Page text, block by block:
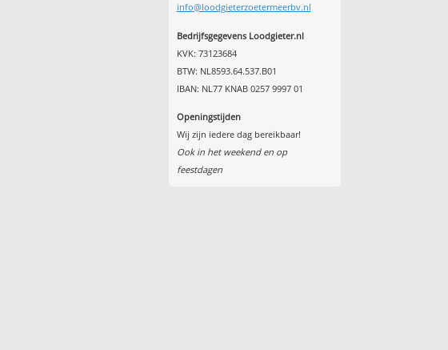
info@loodgieterzoetermeerbv.nl
Bedrijfsgegevens Loodgieter.nl
KVK: 73123684
BTW: NL8593.64.537.B01
IBAN: NL77 KNAB 0257 9997 01
Openingstijden
Wij zijn iedere dag bereikbaar!
Ook in het weekend en op
feestdagen